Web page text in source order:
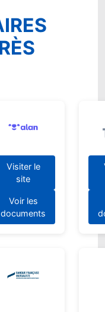
Visiter le
site
Voir les
documents